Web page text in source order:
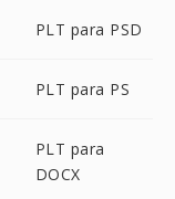
PLT para PSD
PLT para PS
PLT para
DOCX